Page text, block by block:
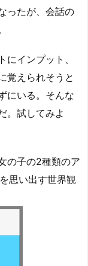
ったが、会話の
インプット、
覚えられそうと
にいる。そんな
。試してみよ
の子の2種類のア
思い出す世界観